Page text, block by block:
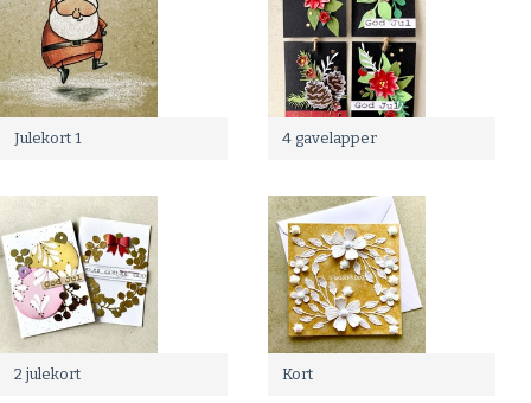
Julekort 1 4 gavelapper
2 julekort Kort